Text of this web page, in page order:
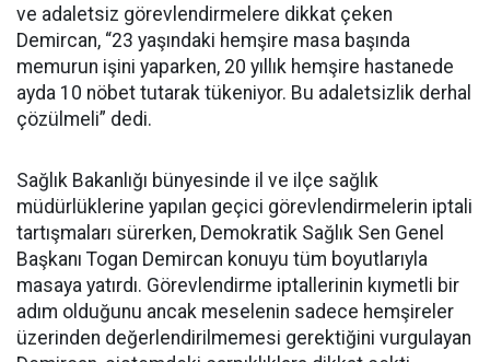
ve adaletsiz görevlendirmelere dikkat çeken
Demircan, “23 yaşındaki hemşire masa başında
memurun işini yaparken, 20 yıllık hemşire hastanede
ayda 10 nöbet tutarak tükeniyor. Bu adaletsizlik derhal
çözülmeli” dedi.
Sağlık Bakanlığı bünyesinde il ve ilçe sağlık
müdürlüklerine yapılan geçici görevlendirmelerin iptali
tartışmaları sürerken, Demokratik Sağlık Sen Genel
Başkanı Togan Demircan konuyu tüm boyutlarıyla
masaya yatırdı. Görevlendirme iptallerinin kıymetli bir
adım olduğunu ancak meselenin sadece hemşireler
üzerinden değerlendirilmemesi gerektiğini vurgulayan